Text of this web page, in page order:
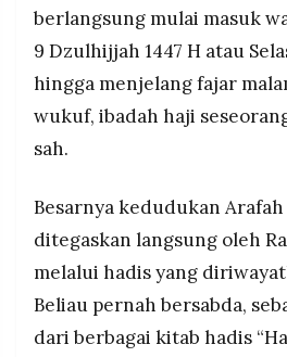
berlangsung mulai masuk
9 Dzulhijjah 1447 H atau
hingga menjelang fajar
wukuf, ibadah haji
sah.
Besarnya kedudukan
ditegaskan langsung oleh
melalui hadis yang
Beliau pernah bersabda,
dari berbagai kitab hadis